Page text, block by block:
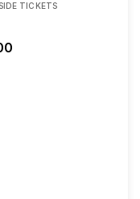
TICKETS